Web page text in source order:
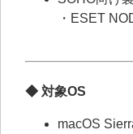
・ESET
◆ 対象OS
macOS